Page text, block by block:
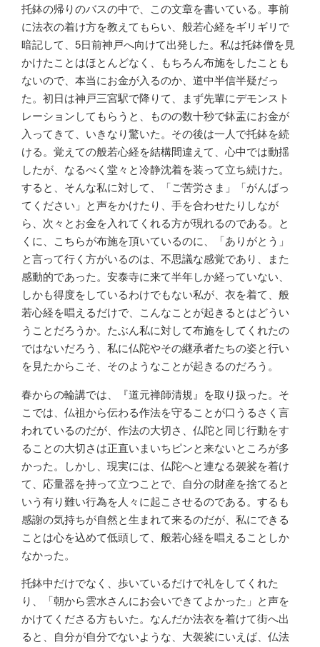
托鉢の帰りのバスの中で、この文章を書いている。事前
に法衣の着け方を教えてもらい、般若心経をギリギリで
暗記して、5日前神戸へ向けて出発した。私は托鉢僧を見
かけたことはほとんどなく、もちろん布施をしたことも
ないので、本当にお金が入るのか、道中半信半疑だっ
た。初日は神戸三宮駅で降りて、まず先輩にデモンスト
レーションしてもらうと、ものの数十秒で鉢盂にお金が
入ってきて、いきなり驚いた。その後は一人で托鉢を続
ける。覚えての般若心経を結構間違えて、心中では動揺
したが、なるべく堂々と冷静沈着を装って立ち続けた。
すると、そんな私に対して、「ご苦労さま」「がんばっ
てください」と声をかけたり、手を合わせたりしなが
ら、次々とお金を入れてくれる方が現れるのである。と
くに、こちらが布施を頂いているのに、「ありがとう」
と言って行く方がいるのは、不思議な感覚であり、また
感動的であった。安泰寺に来て半年しか経っていない、
しかも得度をしているわけでもない私が、衣を着て、般
若心経を唱えるだけで、こんなことが起きるとはどうい
うことだろうか。たぶん私に対して布施をしてくれたの
ではないだろう、私に仏陀やその継承者たちの姿と行い
を見たからこそ、そのようなことが起きるのだろう。
春からの輪講では、『道元禅師清規』を取り扱った。そ
こでは、仏祖から伝わる作法を守ることが口うるさく言
われているのだが、作法の大切さ、仏陀と同じ行動をす
ることの大切さは正直いまいちピンと来ないところが多
かった。しかし、現実には、仏陀へと連なる袈裟を着け
て、応量器を持って立つことで、自分の財産を捨てると
いう有り難い行為を人々に起こさせるのである。するも
感謝の気持ちが自然と生まれて来るのだが、私にできる
ことは心を込めて低頭して、般若心経を唱えることしか
なかった。
托鉢中だけでなく、歩いているだけで礼をしてくれた
り、「朝から雲水さんにお会いできてよかった」と声を
かけてくださる方もいた。なんだか法衣を着けて街へ出
ると、自分が自分でないような、大袈裟にいえば、仏法